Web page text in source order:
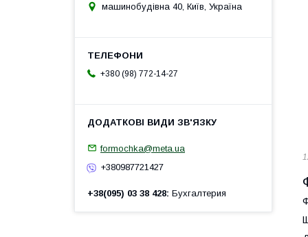
машинобудівна 40, Київ, Україна
+380 (98) 772-14-27
formochka@meta.ua
+380987721427
+38(095) 03 38 428 Бухгалтерия